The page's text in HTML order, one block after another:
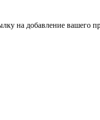
на добавление вашего